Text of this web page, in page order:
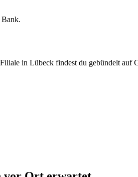
Bank.
in Lübeck findest du gebündelt auf